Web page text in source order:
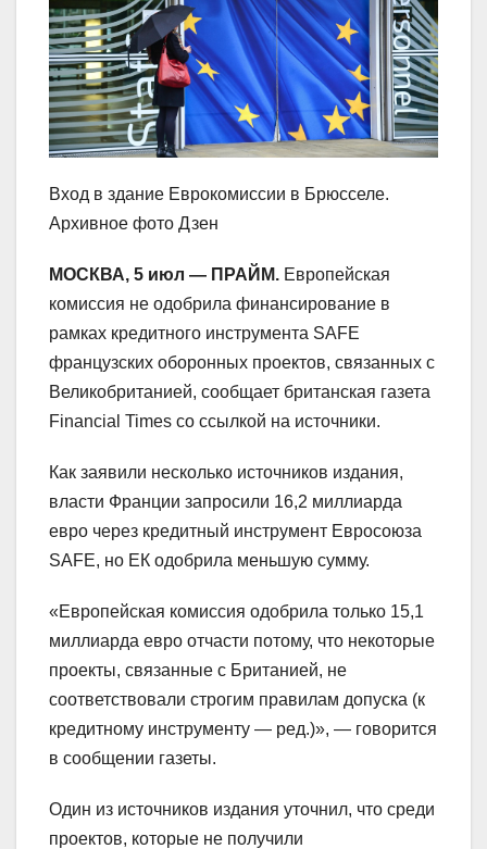
Вход в здание Еврокомиссии в Брюсселе.
Архивное фото Дзен
МОСКВА, 5 июл — ПРАЙМ. Европейская
комиссия не одобрила финансирование в
рамках кредитного инструмента SAFE
французских оборонных проектов, связанных с
Великобританией, сообщает британская газета
Financial Times со ссылкой на источники.
Как заявили несколько источников издания,
власти Франции запросили 16,2 миллиарда
евро через кредитный инструмент Евросоюза
SAFE, но ЕК одобрила меньшую сумму.
«Европейская комиссия одобрила только 15,1
миллиарда евро отчасти потому, что некоторые
проекты, связанные с Британией, не
соответствовали строгим правилам допуска (к
кредитному инструменту — ред.)», — говорится
в сообщении газеты.
Один из источников издания уточнил, что среди
проектов, которые не получили